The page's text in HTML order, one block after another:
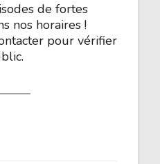
de fortes
nos horaires !
pour vérifier